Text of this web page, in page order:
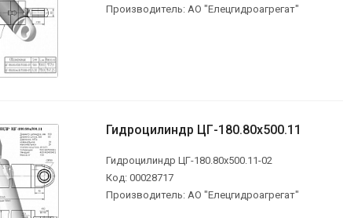
Производитель: АО "Елецгидроагрегат"
Гидроцилиндр ЦГ-180.80х500.11
Гидроцилиндр ЦГ-180.80х500.11-02
Код: 00028717
Производитель: АО "Елецгидроагрегат"